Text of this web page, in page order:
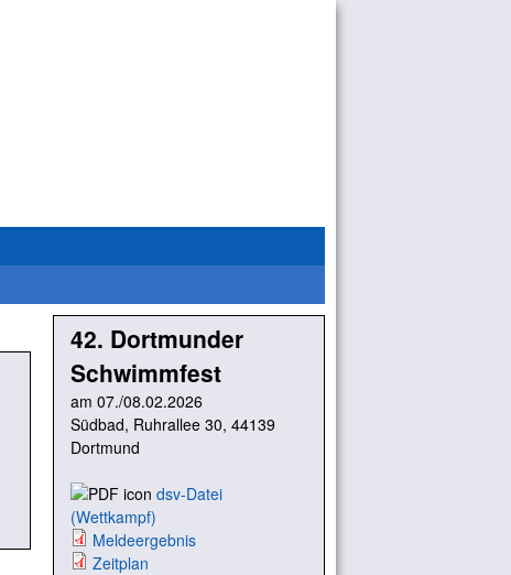
42. Dortmunder
Schwimmfest
am 07./08.02.2026
Südbad, Ruhrallee 30, 44139
Dortmund
dsv-Datei
(Wettkampf)
Meldeergebnis
Zeitplan